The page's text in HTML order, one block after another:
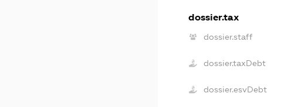
dossier.tax
dossier.staff
dossier.taxDebt
dossier.esvDebt